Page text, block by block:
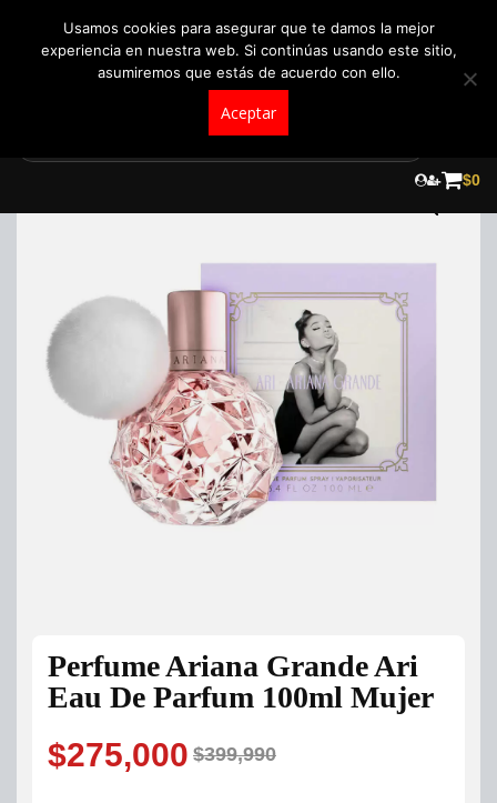
$0
Perfume Ariana Grande Ari
Eau De Parfum 100ml Mujer
$399,990
Original
$275,000
Current
Usamos cookies para asegurar que te damos la mejor
experiencia en nuestra web. Si continúas usando este sitio,
asumiremos que estás de acuerdo con ello.
Aceptar